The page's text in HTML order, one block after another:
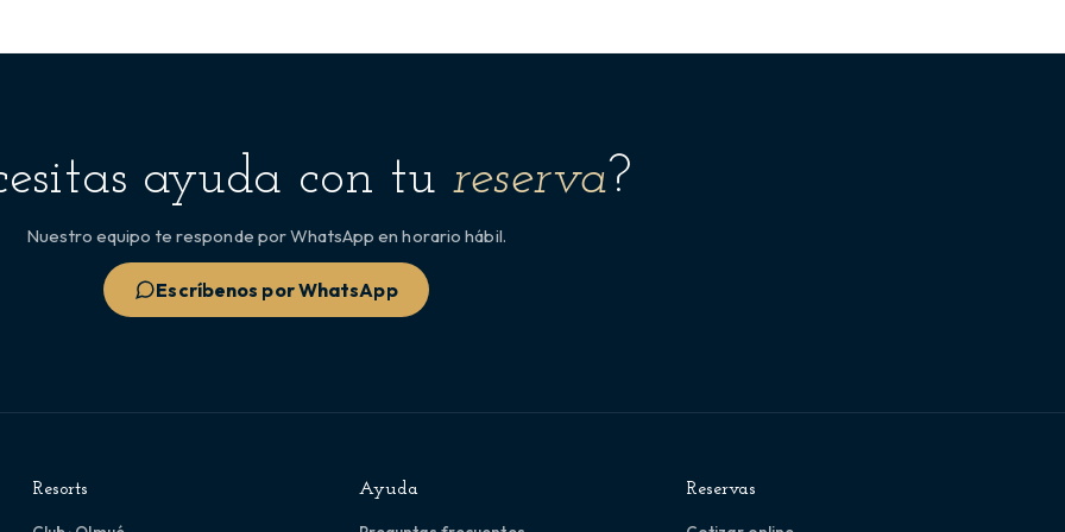
ayuda con tu reserva?
Nuestro equipo te responde por WhatsApp en horario hábil.
Escríbenos por WhatsApp
Resorts Ayuda Reservas